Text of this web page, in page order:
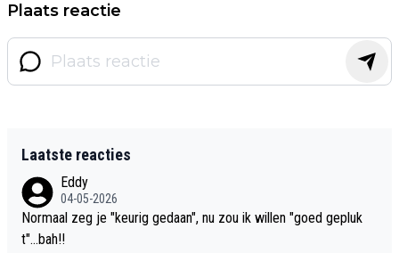
Plaats reactie
Laatste reacties
Eddy
04-05-2026
Normaal zeg je "keurig gedaan", nu zou ik willen "goed gepluk
t"...bah!!